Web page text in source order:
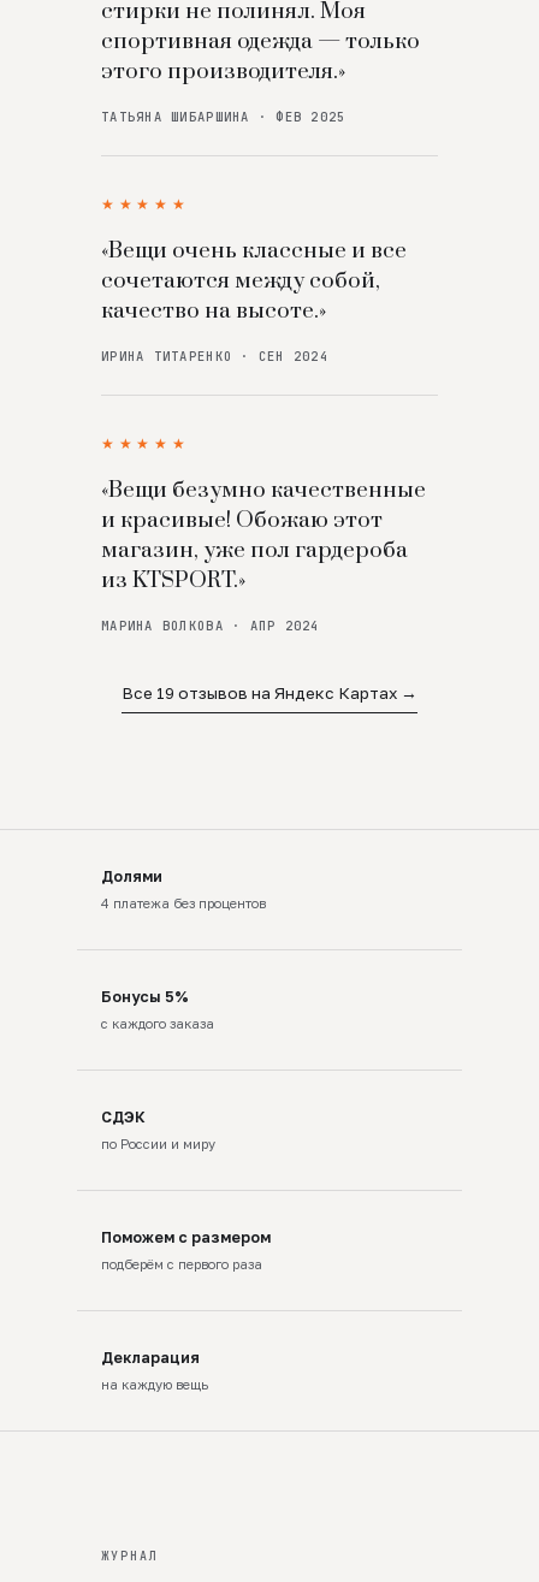
стирки не полинял. Моя
спортивная одежда — только
этого производителя.»
ТАТЬЯНА ШИБАРШИНА · ФЕВ 2025
★★★★★
«Вещи очень классные и все
сочетаются между собой,
качество на высоте.»
ИРИНА ТИТАРЕНКО · СЕН 2024
★★★★★
«Вещи безумно качественные
и красивые! Обожаю этот
магазин, уже пол гардероба
из KTSPORT.»
МАРИНА ВОЛКОВА · АПР 2024
Все 19 отзывов на Яндекс Картах →
Долями
4 платежа без процентов
Бонусы 5%
с каждого заказа
СДЭК
по России и миру
Поможем с размером
подберём с первого раза
Декларация
на каждую вещь
ЖУРНАЛ